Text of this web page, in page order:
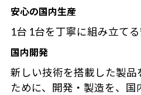
安心の国内生産
1台 1台を丁寧に組み立て
国内開発
新しい技術を搭載した製品
ために、開発・製造を、国